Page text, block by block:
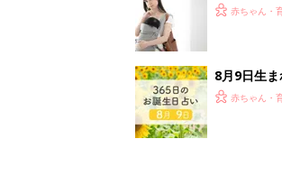
赤ちゃん・
8月9日生
赤ちゃん・